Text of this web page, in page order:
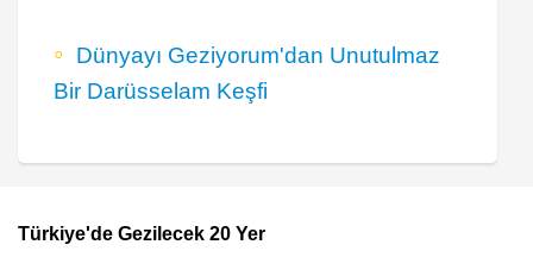
Dünyayı Geziyorum'dan Unutulmaz
Bir Darüsselam Keşfi
Türkiye'de Gezilecek 20 Yer